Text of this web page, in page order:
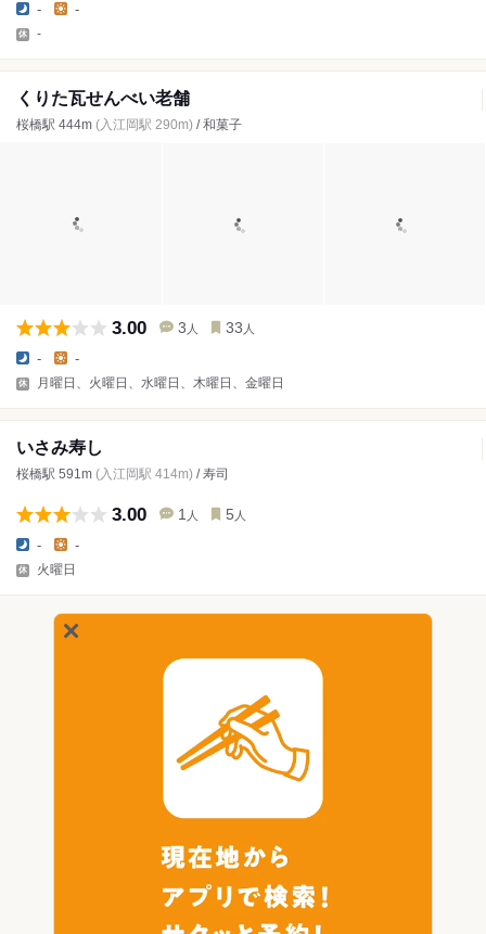
- -
-
くりた瓦せんべい老舗
桜橋駅 444m (入江岡駅 290m) / 和菓子
3.00 3 人 33 人
- -
月曜日、火曜日、水曜日、木曜日、金曜日
いさみ寿し
桜橋駅 591m (入江岡駅 414m) / 寿司
3.00 1 人 5 人
- -
火曜日